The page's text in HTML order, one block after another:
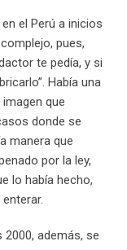
el Perú a inicios
pues,
te pedía, y si
Había una
que
donde se
manera que
por la ley,
lo había hecho,
además, se